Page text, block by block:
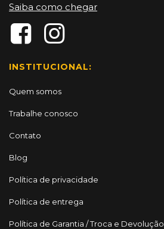
Saiba como chegar
INSTITUCIONAL:
Quem somos
Trabalhe conosco
Contato
Blog
Política de privacidade
Política de entrega
Política de Garantia / Troca e Devolução